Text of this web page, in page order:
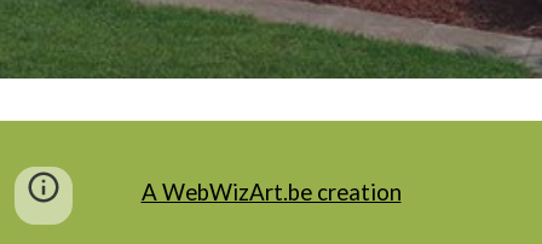
A WebWizArt.be creation